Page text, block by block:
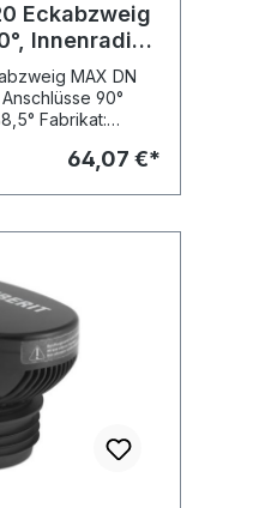
Eckabzweig
Innenradius
MAX DN
90°
Fabrikat:
64,07 €*